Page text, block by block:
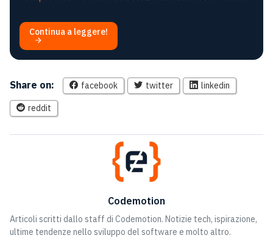
Continua a leggere!
Share on: facebook twitter linkedin
reddit
Codemotion
Articoli scritti dallo staff di Codemotion. Notizie tech, ispirazione,
ultime tendenze nello sviluppo del software e molto altro.